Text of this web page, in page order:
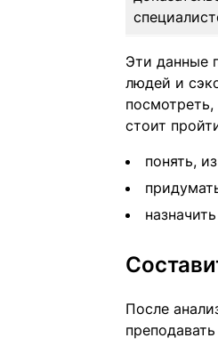
Эти данные
людей и
стоит
понять,
После